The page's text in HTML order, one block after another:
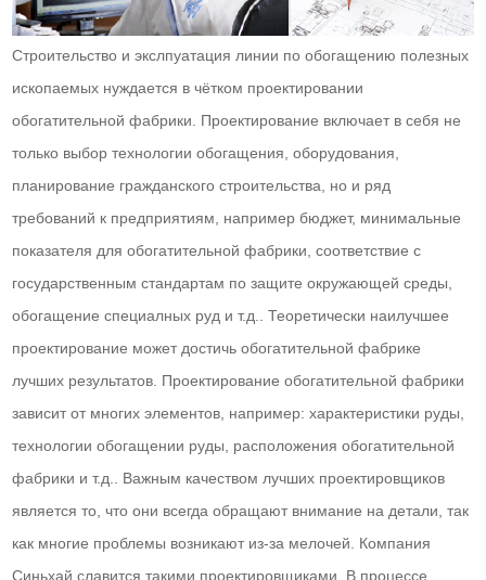
Строительство и экслпуатация линии по обогащению полезных
ископаемых нуждается в чётком проектировании
обогатительной фабрики. Проектирование включает в себя не
только выбор технологии обогащения, оборудования,
планирование гражданского строительства, но и ряд
требований к предприятиям, например бюджет, минимальные
показателя для обогатительной фабрики, соответствие с
государственным стандартам по защите окружающей среды,
обогащение специалных руд и т.д.. Теоретически наилучшее
проектирование может достичь обогатительной фабрике
лучших результатов. Проектирование обогатительной фабрики
зависит от многих элементов, например: характеристики руды,
технологии обогащении руды, расположения обогатительной
фабрики и т.д.. Важным качеством лучших проектировщиков
является то, что они всегда обращают внимание на детали, так
как многие проблемы возникают из-за мелочей. Компания
Синьхай славится такими проектировщиками. В процессе